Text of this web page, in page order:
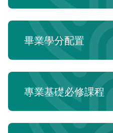
招生特訊
入學
選系申請
學分抵免及減修申請
成績查詢
學生行事曆
畢業
畢業申請
畢業學分配置
專業基礎必修課程